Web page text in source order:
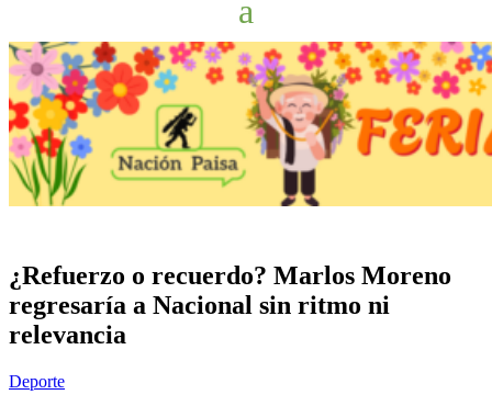
¿Refuerzo o recuerdo? Marlos Moreno
regresaría a Nacional sin ritmo ni
relevancia
Deporte